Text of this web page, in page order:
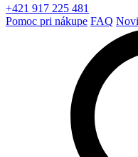
+421 917 225 481
Pomoc pri nákupe FAQ